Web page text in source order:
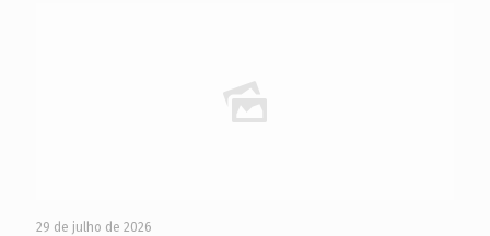
29 de julho de 2026